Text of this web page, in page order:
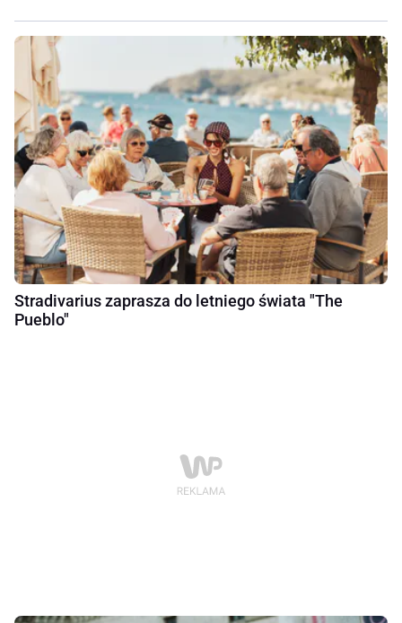
Stradivarius zaprasza do letniego świata "The
Pueblo"